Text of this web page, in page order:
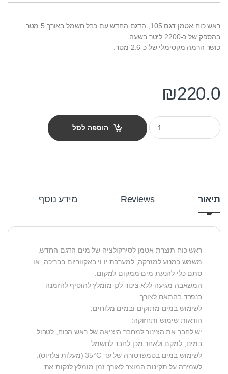
ראש כוח אטמן דגם 105, הדגם החדש עם כבל חשמל באורך 5 מטר.
בהספק של כ-2200 ליטר בשעה.
כושר הרמה מקסימלי של כ-2.6 מטר.
₪220.0
משאבת מים הדגם החדש אטמן 105 quantity
הוספה לסל
תיאור Reviews מידע נוסף
ראש כוח תוצרת אטמן לסירקולציה של מים הדגם החדש.
משמש כמנוע למזרקה, למערכת יו וי באקווריום בבריכה, או
סתם כלי להנעת מים ממקום למקום.
המשאבה מגיעה ללא צינור לכן מומלץ להוסיף להזמנה
בנפרד בהתאם לצורך.
לשימוש במים מתוקים ובמים מלוחים.
הוראות שימוש ותחזוקה:
יש לחבר את הצינור למחבר היציאה של ראש הכוח, לטבול
במים, למקם ולאחר מכן לחבר לחשמל.
לשימוש במים בטמפרטורה של עד 35°C (מעלות צלזיוס).
לשמירה על תקינות המוצר לאורך זמן מומלץ לנקות את